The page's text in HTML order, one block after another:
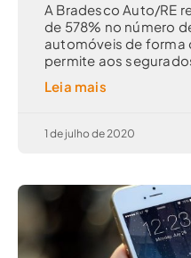
A Bradesco Auto/RE
de 578% no número
automóveis de forma
permite aos
Leia mais
1 de julho de 2020